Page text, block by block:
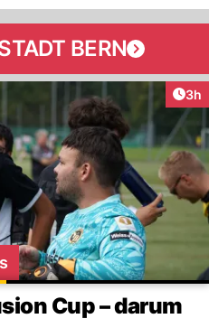
BERN
3h
Cup – darum